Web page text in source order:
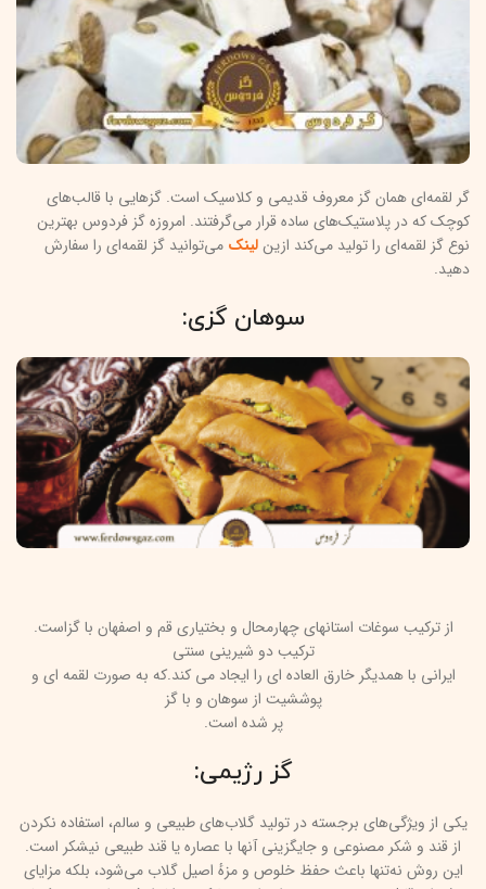
گر لقمه‌ای همان گز معروف قدیمی و کلاسیک است. گزهایی با قالب‌های
کوچک که در پلاستیک‌های ساده قرار می‌گرفتند. امروزه گز فردوس بهترین
نوع گز لقمه‌ای را تولید می‌کند ازینلینک می‌توانید گز لقمه‌ای را سفارش
دهید.
سوهان گزی:
از ترکیب سوغات استانهای چهارمحال و بختیاری قم و اصفهان با گزاست.
ترکیب دو شیرینی سنتی
ایرانی با همدیگر خارق العاده ای را ایجاد می کند.که به صورت لقمه ای و
پوششیت از سوهان و با گز
پر شده است.
گز رژیمی:
یکی از ویژگی‌های برجسته در تولید گلاب‌های طبیعی و سالم، استفاده نکردن
از قند و شکر مصنوعی و جایگزینی آنها با عصاره یا قند طبیعی نیشکر است.
این روش نه‌تنها باعث حفظ خلوص و مزهٔ اصیل گلاب می‌شود، بلکه مزایای